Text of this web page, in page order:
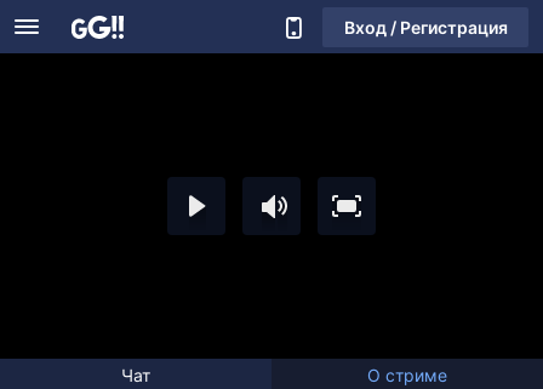
Вход / Регистрация
Чат О стриме